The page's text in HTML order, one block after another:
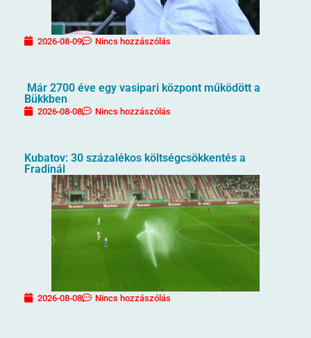
2026-08-09 Nincs hozzászólás
Már 2700 éve egy vasipari központ működött a
Bükkben
2026-08-08 Nincs hozzászólás
Kubatov: 30 százalékos költségcsökkentés a
Fradinál
2026-08-08 Nincs hozzászólás